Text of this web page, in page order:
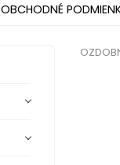
OBCHODNÉ